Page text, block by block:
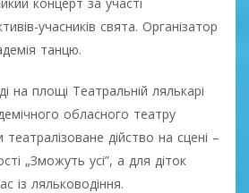
учасників свята. Організатор
танцю.
на площі Театральній лялькарі
обласного театру
театралізоване дійство на сцені –
„Зможуть усі”, а для діток
із ляльководіння.